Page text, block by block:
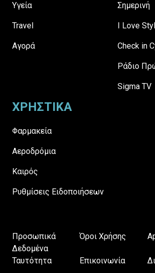
Υγεία
Travel
Αγορά
Σημερινή
I Love
Check in
Ράδιο
Sigma TV
ΧΡΗΣΤΙΚΑ
Φαρμακεία
Αεροδρόμια
Καιρός
Ρυθμίσεις Ειδοποιήσεων
Προσωπικά
Δεδομένα
Όροι Χρήσης
Ταυτότητα Επικοινωνία